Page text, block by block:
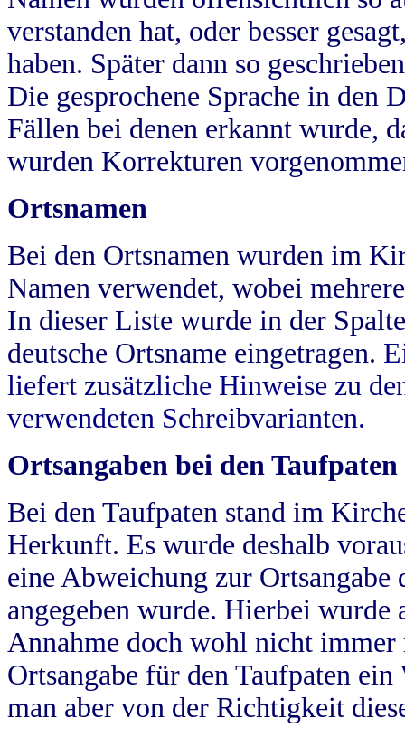
verstanden hat, oder besser
haben. Später dann so
Die gesprochene Sprache in
Fällen bei denen erkannt wurde,
wurden Korrekturen
Ortsnamen
Bei den Ortsnamen wurden im
Namen verwendet, wobei
In dieser Liste wurde in der
deutsche Ortsname eingetragen.
liefert zusätzliche Hinweise zu
verwendeten Schreibvarianten.
Ortsangaben bei den Taufpaten
Bei den Taufpaten stand im
Herkunft. Es wurde deshalb
eine Abweichung zur
angegeben wurde. Hierbei wurde
Annahme doch wohl nicht
Ortsangabe für den Taufpaten
man aber von der Richtigkeit